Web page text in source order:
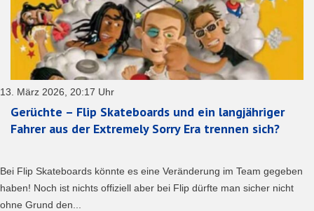
13. März 2026, 20:17 Uhr
Gerüchte – Flip Skateboards und ein langjähriger
Fahrer aus der Extremely Sorry Era trennen sich?
Bei Flip Skateboards könnte es eine Veränderung im Team gegeben
haben! Noch ist nichts offiziell aber bei Flip dürfte man sicher nicht
ohne Grund den...